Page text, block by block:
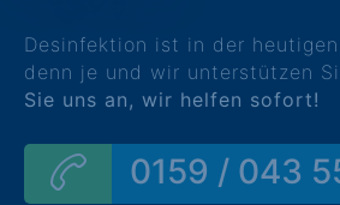
Desinfektion ist in der
denn je und wir unterstützen
Sie uns an, wir helfen sofort!
0159 / 043